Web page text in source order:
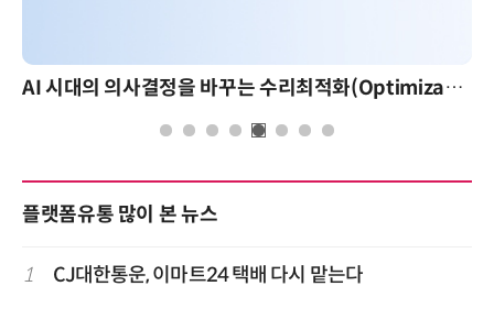
AI 시대의 의사결정을 바꾸는 수리최적화(Optimization): 실제 산업 적용 사례와 활용 전략
플랫폼유통 많이 본 뉴스
1 CJ대한통운, 이마트24 택배 다시 맡는다